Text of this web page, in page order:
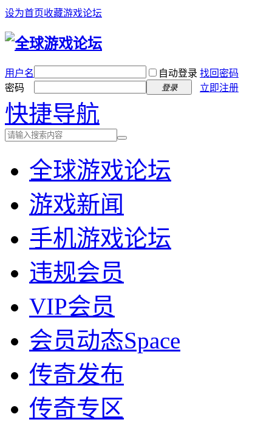
设为首页收藏游戏论坛
用户名 自动登录 找回密码
密码
登录 立即注册
快捷导航
全球游戏论坛
游戏新闻
手机游戏论坛
违规会员
VIP会员
会员动态Space
传奇发布
传奇专区